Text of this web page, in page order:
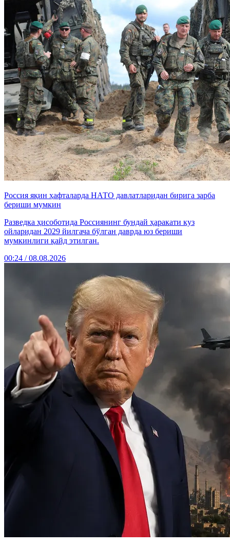
Россия яқин ҳафталарда НАТО давлатларидан бирига зарба
бериши мумкин
Разведка ҳисоботида Россиянинг бундай ҳаракати куз
ойларидан 2029 йилгача бўлган даврда юз бериши
мумкинлиги қайд этилган.
00:24 / 08.08.2026